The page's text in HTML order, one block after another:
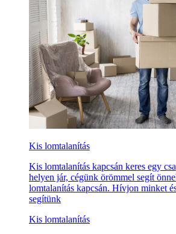
Kis lomtalanítás
Kis lomtalanítás kapcsán keres egy
helyen jár, cégünk örömmel segít
lomtalanítás kapcsán. Hívjon minket
segítünk
Kis lomtalanítás